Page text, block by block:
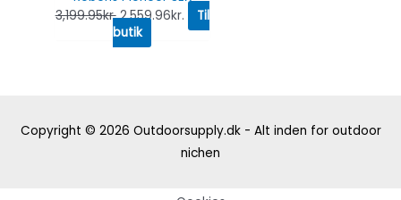
3,199.95kr. 2,559.96kr.
Til
butik
Copyright © 2026 Outdoorsupply.dk - Alt inden for outdoor
nichen